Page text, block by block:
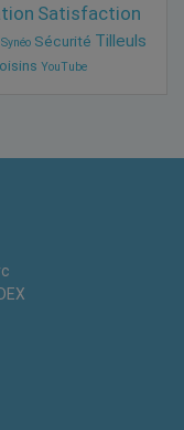
Satisfaction
Synéo Sécurité Tilleuls
YouTube